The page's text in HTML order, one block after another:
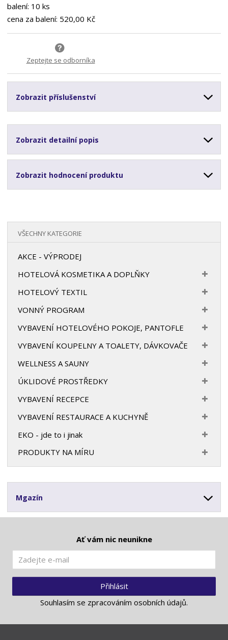
balení: 10 ks
cena za balení: 520,00 Kč
Zeptejte se odborníka
Zobrazit příslušenství
Zobrazit detailní popis
Zobrazit hodnocení produktu
VŠECHNY KATEGORIE
AKCE - VÝPRODEJ
HOTELOVÁ KOSMETIKA A DOPLŇKY
HOTELOVÝ TEXTIL
VONNÝ PROGRAM
VYBAVENÍ HOTELOVÉHO POKOJE, PANTOFLE
VYBAVENÍ KOUPELNY A TOALETY, DÁVKOVAČE
WELLNESS A SAUNY
ÚKLIDOVÉ PROSTŘEDKY
VYBAVENÍ RECEPCE
VYBAVENÍ RESTAURACE A KUCHYNĚ
EKO - jde to i jinak
PRODUKTY NA MÍRU
Mgazín
Ať vám nic neunikne
Přihlásit
Souhlasím se zpracováním osobních údajů.